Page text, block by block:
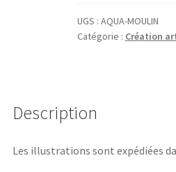
Chanaz
(aquarelle
UGS : AQUA-MOULIN
Catégorie : Création
Description
Les illustrations sont expédiées